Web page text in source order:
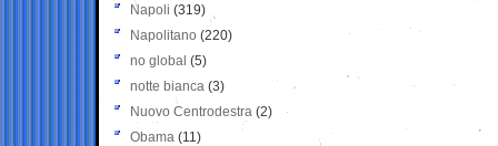
Napoli (319)
Napolitano (220)
no global (5)
notte bianca (3)
Nuovo Centrodestra (2)
Obama (11)